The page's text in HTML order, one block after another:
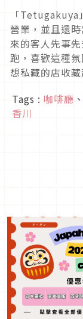
「Tetugakuya
營業，並且還
來的客人先事
跑，喜歡這種
想私藏的店收
Tags : 咖啡廳 、
香川